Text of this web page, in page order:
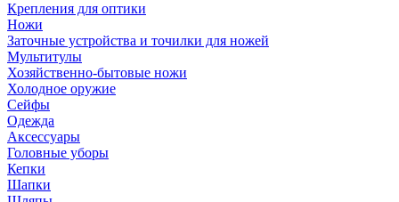
Крепления для оптики
Ножи
Заточные устройства и точилки для ножей
Мультитулы
Хозяйственно-бытовые ножи
Холодное оружие
Сейфы
Одежда
Аксессуары
Головные уборы
Кепки
Шапки